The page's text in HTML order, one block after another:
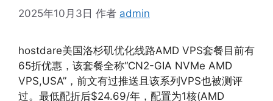
2025年10月3日 作者 admin
hostdare美国洛杉矶优化线路AMD VPS套餐目前有
65折优惠，该套餐全称“CN2-GIA NVMe AMD
VPS,USA”，前文有过推送且该系列VPS也被测评
过。最低配折后$24.69/年，配置为1核(AMD